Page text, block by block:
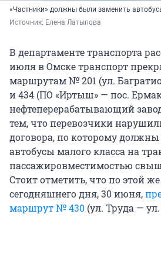
«Частники» должны были заменить
Источник: Елена Латыпова
В департаменте транспорта
июля в Омске транспорт
маршрутам № 201 (ул.
и 434 (ПО «Иртыш» — пос.
нефтеперерабатывающий
тем, что перевозчики
договора, по которому
автобусы малого класса на
пассажировместимостью
Стоит отметить, что по этой
сегодняшнего дня, 30 июня,
маршрут № 430 (ул. Труда —